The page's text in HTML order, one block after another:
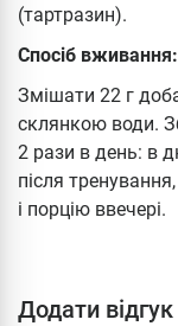
(тартразин).
Спосіб вживання:
Змішати 22 г
склянкою води.
2 рази в день: в
після
і порцію ввечері.
Додати